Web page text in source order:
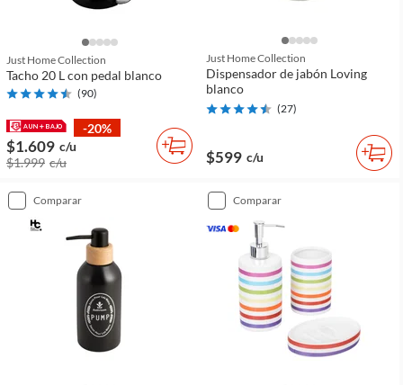
Just Home Collection
Tacho 20 L con pedal blanco
(90)
-20%
$1.609 c/u
$1.999 c/u
Just Home Collection
Dispensador de jabón Loving
blanco
(27)
$599 c/u
comparar comparar